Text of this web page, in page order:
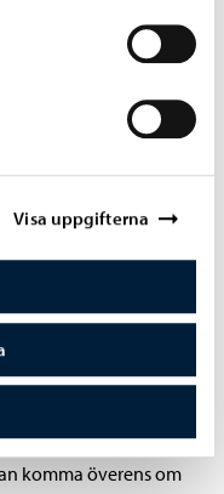
Visa uppgifterna
minst tre
då
sig att planera
Om det sedan
vårdnadshavaren
komma överens om